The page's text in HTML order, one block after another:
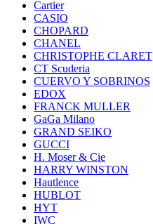
Cartier
CASIO
CHOPARD
CHANEL
CHRISTOPHE CLARET
CT Scuderia
CUERVO Y SOBRINOS
EDOX
FRANCK MULLER
GaGa Milano
GRAND SEIKO
GUCCI
H. Moser & Cie
HARRY WINSTON
Hautlence
HUBLOT
HYT
IWC